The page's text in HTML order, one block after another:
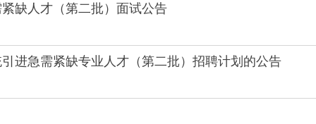
缺人才（第二批）面试公告
进急需紧缺专业人才（第二批）招聘计划的公告